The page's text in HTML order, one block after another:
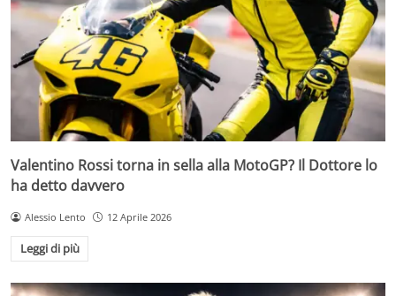
Valentino Rossi torna in sella alla MotoGP? Il Dottore lo
ha detto davvero
Alessio Lento 12 Aprile 2026
Leggi di più